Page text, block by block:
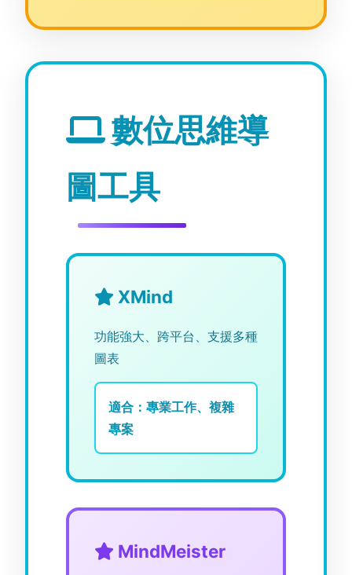
數位思維導
圖工具
XMind
功能強大、跨平台、支援多種
圖表
適合：專業工作、複雜
專案
MindMeister